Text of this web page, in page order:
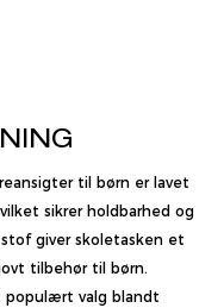
til børn er lavet
sikrer holdbarhed og
giver skoletasken et
tilbehør til børn.
populært valg blandt